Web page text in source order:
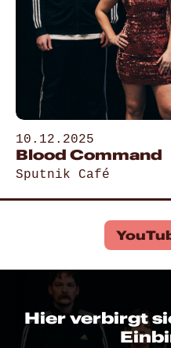
10.12.2025
Blood Command
Sputnik Café
Hier verbirgt